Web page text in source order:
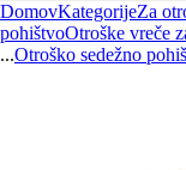
DomovKategorijeZa
pohištvoOtroške vreče
...Otroško sedežno